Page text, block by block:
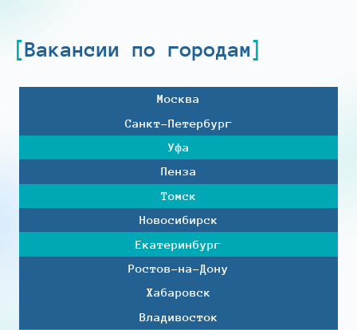
Вакансии по городам
Москва
Санкт-Петербург
Уфа
Пенза
Томск
Новосибирск
Екатеринбург
Ростов-на-Дону
Хабаровск
Владивосток